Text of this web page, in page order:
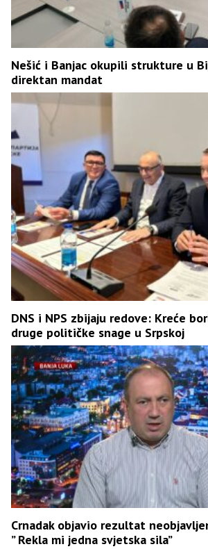
Nešić i Banjac okupili strukture u
direktan mandat
DNS i NPS zbijaju redove: Kreće
druge političke snage u Srpskoj
Crnadak objavio rezultat
” Rekla mi jedna svjetska sila”